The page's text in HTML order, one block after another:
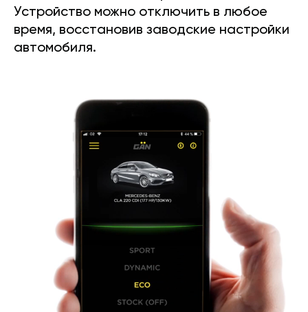
Устройство можно отключить в любое
время, восстановив заводские настройки
автомобиля.